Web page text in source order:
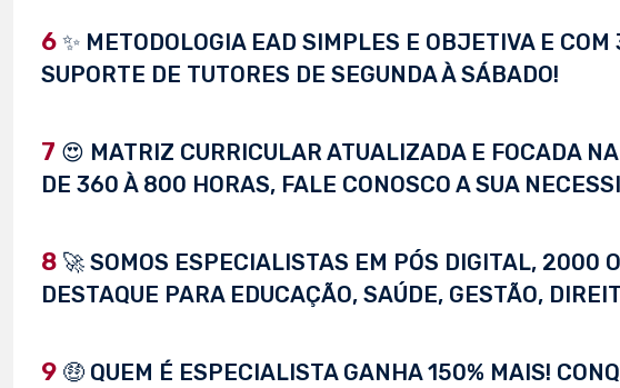
6 ✨ METODOLOGIA EAD SIMPLES E OBJETIVA E
SUPORTE DE TUTORES DE SEGUNDA À SÁBADO!
7 😍 MATRIZ CURRICULAR ATUALIZADA E FOCADA
DE 360 À 800 HORAS, FALE CONOSCO A SUA
8 🚀 SOMOS ESPECIALISTAS EM PÓS DIGITAL, 2000
DESTAQUE PARA EDUCAÇÃO, SAÚDE, GESTÃO,
9 🤑 QUEM É ESPECIALISTA GANHA 150% MAIS!